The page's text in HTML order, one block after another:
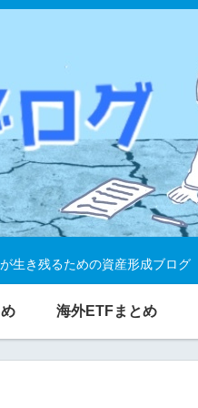
生き残るための資産形成ブログ
海外ETFまとめ